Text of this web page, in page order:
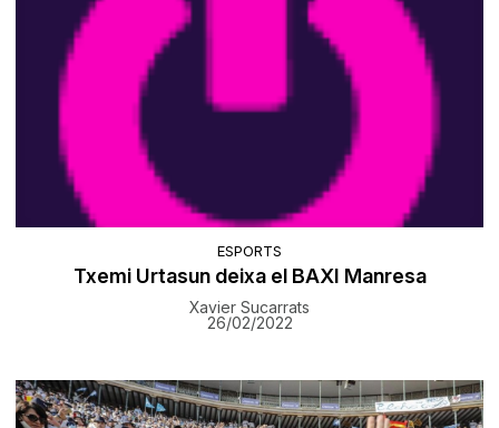
ESPORTS
​Txemi Urtasun deixa el BAXI Manresa
Xavier Sucarrats
26/02/2022